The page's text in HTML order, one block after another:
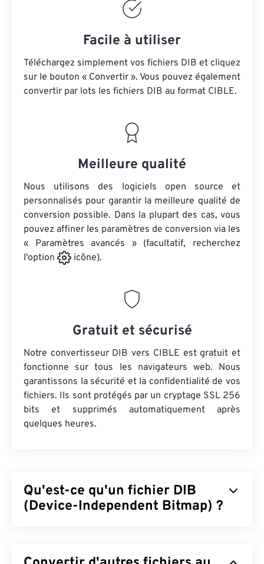
Facile à utiliser
Téléchargez simplement vos fichiers DIB et cliquez
sur le bouton « Convertir ». Vous pouvez également
convertir par lots les fichiers DIB au format CIBLE.
Meilleure qualité
Nous utilisons des logiciels open source et
personnalisés pour garantir la meilleure qualité de
conversion possible. Dans la plupart des cas, vous
pouvez affiner les paramètres de conversion via les
« Paramètres avancés » (facultatif, recherchez
l'option
icône).
Gratuit et sécurisé
Notre convertisseur DIB vers CIBLE est gratuit et
fonctionne sur tous les navigateurs web. Nous
garantissons la sécurité et la confidentialité de vos
fichiers. Ils sont protégés par un cryptage SSL 256
bits et supprimés automatiquement après
quelques heures.
Qu'est-ce qu'un fichier DIB
(Device-Independent Bitmap) ?